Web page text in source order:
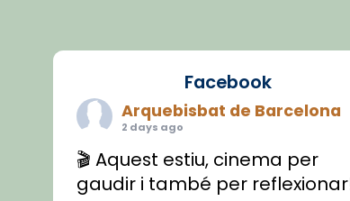
Facebook
Arquebisbat de Barcelona
2 days ago
🎬 Aquest estiu, cinema per
gaudir i també per